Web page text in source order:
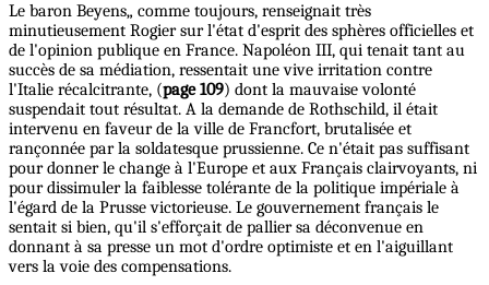
Le baron Beyens„ comme toujours, renseignait très
minutieusement Rogier sur l'état d'esprit des sphères officielles et
de l'opinion publique en France. Napoléon III, qui tenait tant au
succès de sa médiation, ressentait une vive irritation contre
l'Italie récalcitrante, (page 109) dont la mauvaise volonté
suspendait tout résultat. A la demande de Rothschild, il était
intervenu en faveur de la ville de Francfort, brutalisée et
rançonnée par la soldatesque prussienne. Ce n'était pas suffisant
pour donner le change à l'Europe et aux Français clairvoyants, ni
pour dissimuler la faiblesse tolérante de la politique impériale à
l'égard de la Prusse victorieuse. Le gouvernement français le
sentait si bien, qu'il s'efforçait de pallier sa déconvenue en
donnant à sa presse un mot d'ordre optimiste et en l'aiguillant
vers la voie des compensations.